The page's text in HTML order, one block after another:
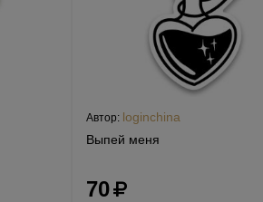
Автор: loginchina
Выпей меня
70